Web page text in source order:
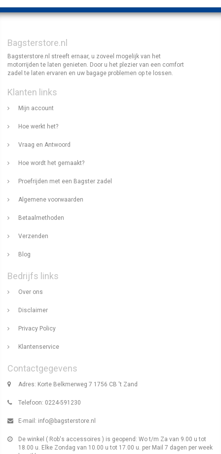
Bagsterstore.nl
Bagsterstore.nl streeft ernaar, u zoveel mogelijk van het
motorrijden te laten genieten. Door u het plezier van een comfort
zadel te laten ervaren en uw bagage problemen op te lossen.
Klanten links
Mijn account
Hoe werkt het?
Vraag en Antwoord
Hoe wordt het gemaakt?
Proefrijden met een Bagster zadel
Algemene voorwaarden
Betaalmethoden
Verzenden
Blog
Bedrijfs links
Over ons
Disclaimer
Privacy Policy
Klantenservice
Contactgegevens
Adres: Korte Belkmerweg 7 1756 CB 't Zand
Telefoon: 0224-591230
E-mail: info@bagsterstore.nl
De winkel ( Rob's accessoires ) is geopend: Wo t/m Za van 9.00 u tot
18.00 u. Elke Zondag van 10.00 u tot 17.00 u. per Mail 7 dagen per week